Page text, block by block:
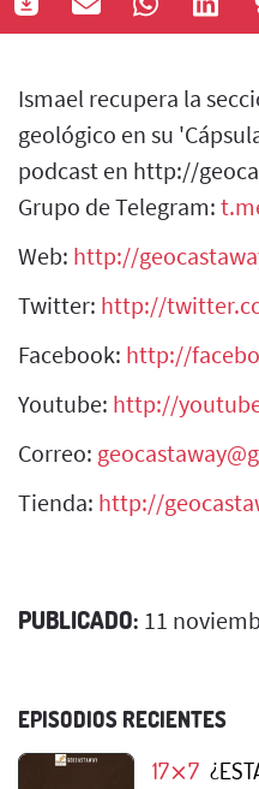
Ismael recupera la
geológico en su
podcast en http://
Grupo de Telegram:
Web: http://
Twitter: http://
Facebook: http://
Youtube: http://
Correo:
Tienda: http://
PUBLICADO: 11
EPISODIOS RECIENTES
17⨯7